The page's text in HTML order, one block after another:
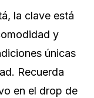
la clave está
y
únicas
Recuerda
en el drop de